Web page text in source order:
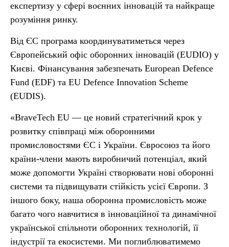
експертизу у сфері воєнних інновацій та найкраще
розуміння ринку.
Від ЄС програма координуватиметься через
Європейський офіс оборонних інновацій (EUDIO) у
Києві. Фінансування забезпечать European Defence
Fund (EDF) та EU Defence Innovation Scheme
(EUDIS).
«BraveTech EU — це новий стратегічний крок у
розвитку співпраці між оборонними
промисловостями ЄС і України. Євросоюз та його
країни-члени мають виробничий потенціал, який
може допомогти Україні створювати нові оборонні
системи та підвищувати стійкість усієї Європи. З
іншого боку, наша оборонна промисловість може
багато чого навчитися в інноваційної та динамічної
української спільноти оборонних технологій, її
індустрії та екосистеми. Ми поглиблюватимемо